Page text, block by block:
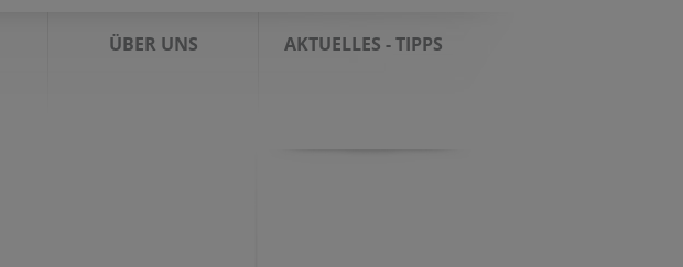
ÜBER UNS AKTUELLES - TIPPS